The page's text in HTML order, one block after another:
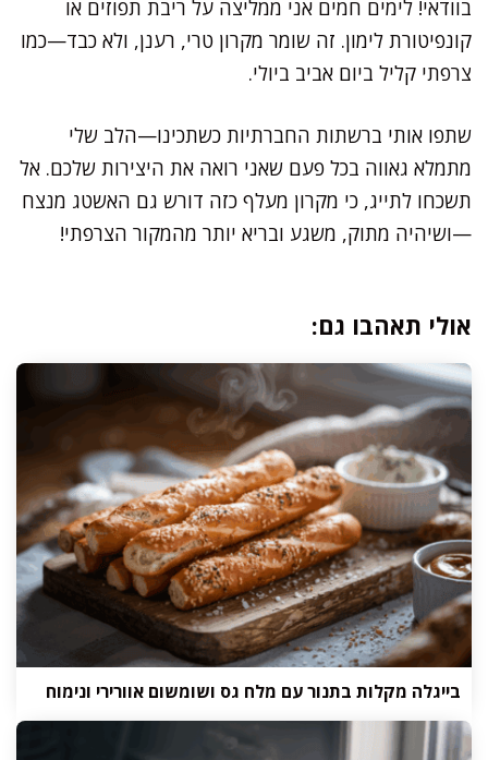
בוודאי! לימים חמים אני ממליצה על ריבת תפוזים או
קונפיטורת לימון. זה שומר מקרון טרי, רענן, ולא כבד—כמו
צרפתי קליל ביום אביב ביולי.
שתפו אותי ברשתות החברתיות כשתכינו—הלב שלי
מתמלא גאווה בכל פעם שאני רואה את היצירות שלכם. אל
תשכחו לתייג, כי מקרון מעלף כזה דורש גם האשטג מנצח
—ושיהיה מתוק, משגע ובריא יותר מהמקור הצרפתי!
אולי תאהבו גם:
בייגלה מקלות בתנור עם מלח גס ושומשום אוורירי ונימוח